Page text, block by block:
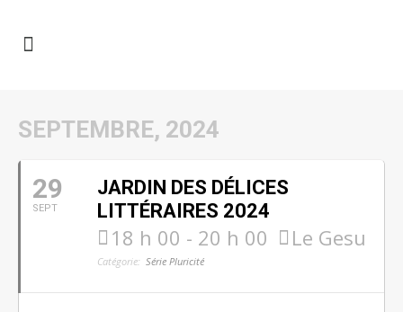
SEPTEMBRE, 2024
29
SEPT
JARDIN DES DÉLICES
LITTÉRAIRES 2024
18 h 00 - 20 h 00 Le Gesu
Catégorie: Série Pluricité